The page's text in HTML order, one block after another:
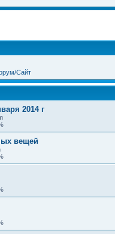
Сайт
2014 г
вещей